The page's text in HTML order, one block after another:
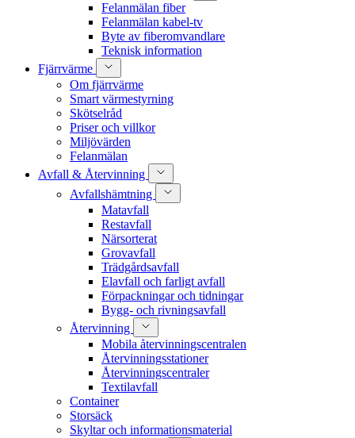
Felanmälan fiber
Felanmälan kabel-tv
Byte av fiberomvandlare
Teknisk information
Fjärrvärme
Om fjärrvärme
Smart värmestyrning
Skötselråd
Priser och villkor
Miljövärden
Felanmälan
Avfall & Återvinning
Avfallshämtning
Matavfall
Restavfall
Närsorterat
Grovavfall
Trädgårdsavfall
Elavfall och farligt avfall
Förpackningar och tidningar
Bygg- och rivningsavfall
Återvinning
Mobila återvinningscentralen
Återvinningsstationer
Återvinningscentraler
Textilavfall
Container
Storsäck
Skyltar och informationsmaterial